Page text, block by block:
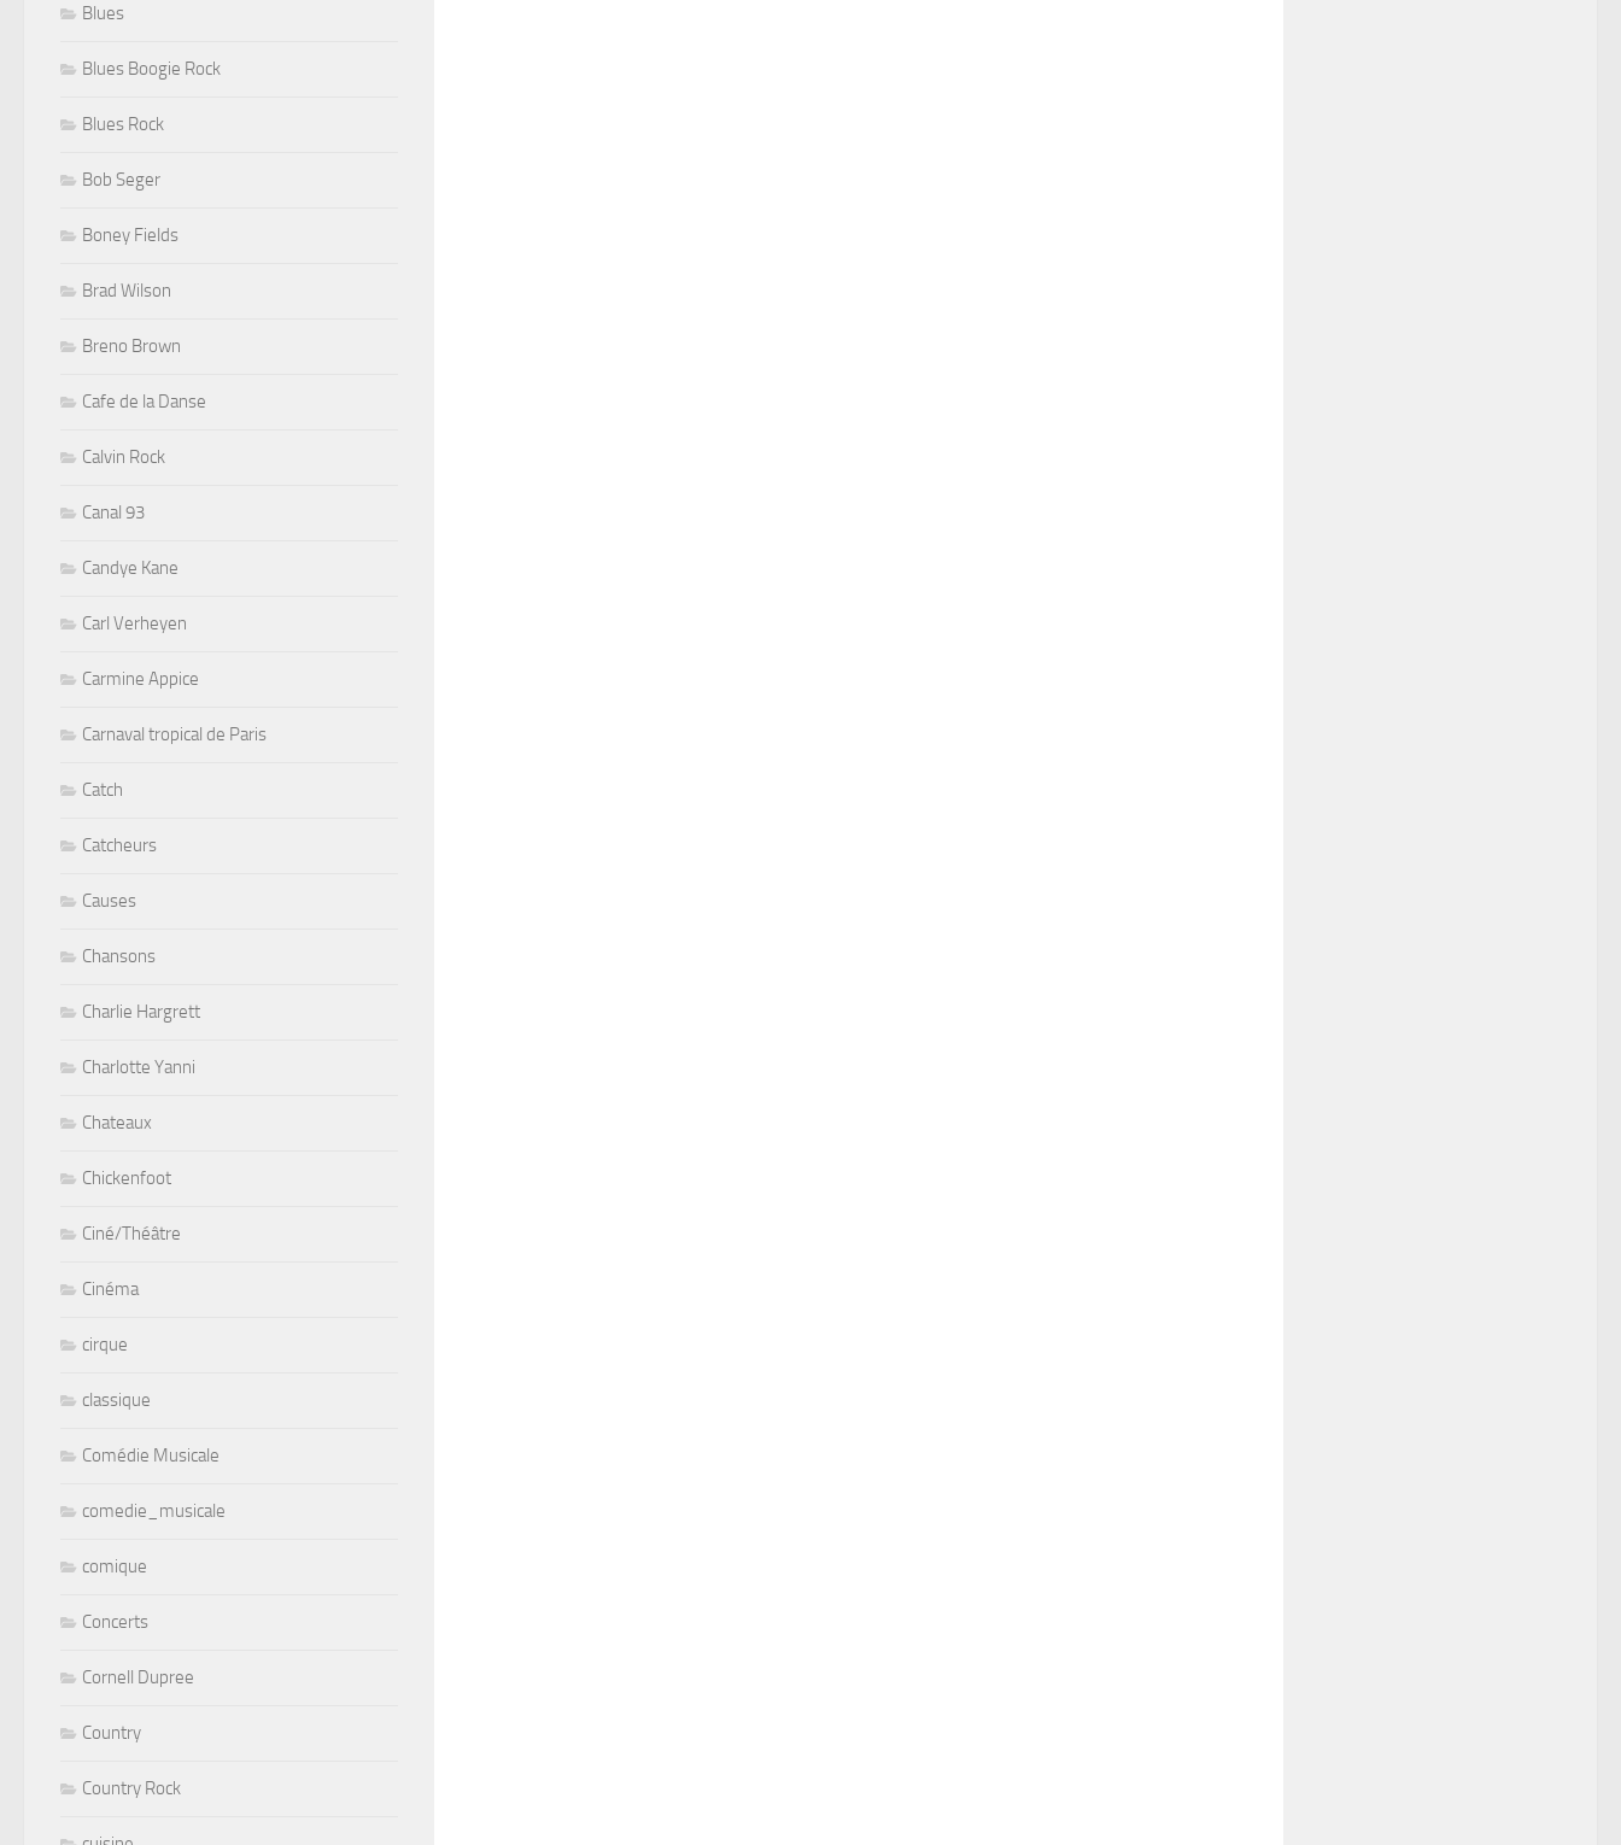
Blues
Blues Boogie Rock
Blues Rock
Bob Seger
Boney Fields
Brad Wilson
Breno Brown
Cafe de la Danse
Calvin Rock
Canal 93
Candye Kane
Carl Verheyen
Carmine Appice
Carnaval tropical de Paris
Catch
Catcheurs
Causes
Chansons
Charlie Hargrett
Charlotte Yanni
Chateaux
Chickenfoot
Ciné/Théâtre
Cinéma
cirque
classique
Comédie Musicale
comedie_musicale
comique
Concerts
Cornell Dupree
Country
Country Rock